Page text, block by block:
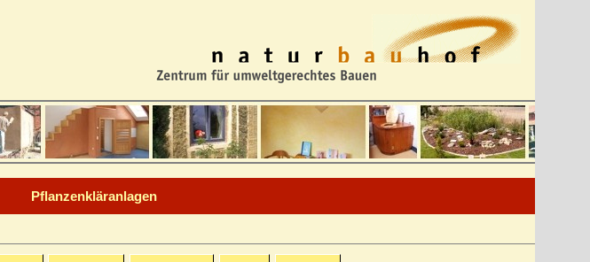
Pflanzenkläranlagen